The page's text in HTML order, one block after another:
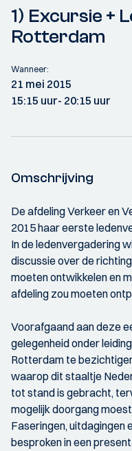
1) Excursie +
Rotterdam
Wanneer:
21 mei 2015
15:15 uur- 20:15 uur
Omschrijving
De afdeling Verkeer en
2015 haar eerste
In de ledenvergadering
discussie over de
moeten ontwikkelen en
afdeling zou moeten
Voorafgaand aan deze
gelegenheid onder
Rotterdam te
waarop dit staaltje
tot stand is gebracht,
mogelijk doorgang
Faseringen, uitdagingen
besproken in een